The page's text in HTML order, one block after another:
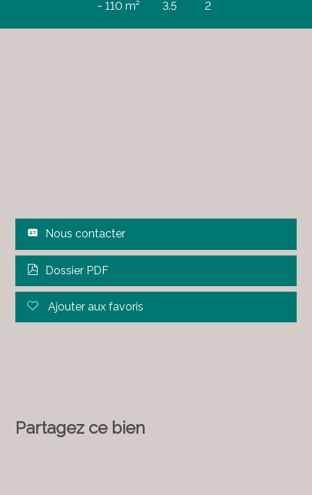
~ 110 m² 3.5 2
Nous contacter
Dossier PDF
Ajouter aux favoris
Partagez ce bien